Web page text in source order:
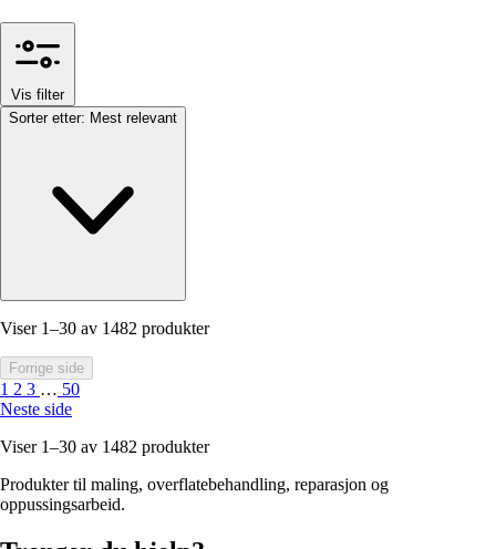
Vis filter
Sorter etter: Mest relevant
Viser 1–30 av 1482 produkter
Forrige side
1 2 3 … 50
Neste side
Viser 1–30 av 1482 produkter
Produkter til maling, overflatebehandling, reparasjon og
oppussingsarbeid.